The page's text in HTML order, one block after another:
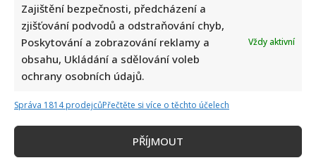
Zajištění bezpečnosti, předcházení a
zjišťování podvodů a odstraňování chyb,
Poskytování a zobrazování reklamy a
obsahu, Ukládání a sdělování voleb
ochrany osobních údajů.
Vždy aktivní
Správa 1814 prodejcůPřečtěte si více o těchto účelech
PŘÍJMOUT